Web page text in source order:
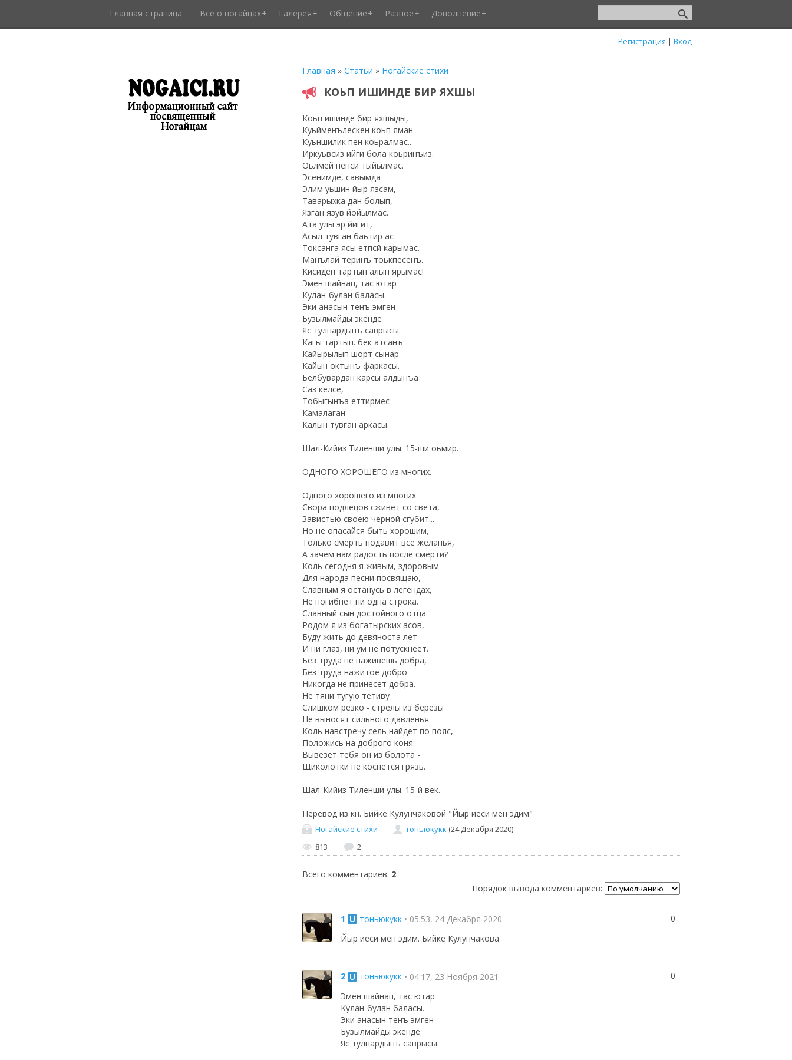
Главная страница Все о ногайцах Галерея Общение Разное Дополнение
Регистрация | Вход
Главная » Статьи » Ногайские стихи
КОЬП ИШИНДЕ БИР ЯХШЫ
Коьп ишинде бир яхшыды,
Куьйменълескен коьп яман
Куьншилик пен коьралмас...
Иркуьвсиз ийги бола коьринъиз.
Оьлмей непси тыйылмас.
Эсенимде, савымда
Элим уьшин йыр язсам,
Таварыхка дан болып,
Язган язув йойылмас.
Ата улы эр йигит,
Асыл тувган баьтир ас
Токсанга ясы етпсй карымас.
Манълай теринъ тоькпесенъ.
Кисиден тартып алып ярымас!
Эмен шайнап, тас ютар
Кулан-булан баласы.
Эки анасын тенъ эмген
Бузылмайды экенде
Яс тулпардынъ саврысы.
Кагы тартып. бек атсанъ
Кайырылып шорт сынар
Кайын октынъ фаркасы.
Белбувардан карсы алдынъа
Саз келсе,
Тобыгынъа еттирмес
Камалаган
Калын тувган аркасы.
Шал-Кийиз Тиленши улы. 15-ши оьмир.
ОДНОГО ХОРОШЕГО из многих.
Одного хорошего из многих
Свора подлецов сживет со света,
Завистью своею черной сгубит...
Но не опасайся быть хорошим,
Только смерть подавит все желанья,
А зачем нам радость после смерти?
Коль сегодня я живым, здоровым
Для народа песни посвящаю,
Славным я останусь в легендах,
Не погибнет ни одна строка.
Славный сын достойного отца
Родом я из богатырских асов,
Буду жить до девяноста лет
И ни глаз, ни ум не потускнеет.
Без труда не наживешь добра,
Без труда нажитое добро
Никогда не принесет добра.
Не тяни тугую тетиву
Слишком резко - стрелы из березы
Не выносят сильного давленья.
Коль навстречу сель найдет по пояс,
Положись на доброго коня:
Вывезет тебя он из болота -
Щиколотки не коснется грязь.
Шал-Кийиз Тиленши улы. 15-й век.
Перевод из кн. Бийке Кулунчаковой "Йыр иеси мен эдим"
Ногайские стихи тоньюкукк (24 Декабря 2020)
813
2
Всего комментариев: 2
Порядок вывода комментариев:
0
1 тоньюкукк • 05:53, 24 Декабря 2020
Йыр иеси мен эдим. Бийке Кулунчакова
0
2 тоньюкукк • 04:17, 23 Ноября 2021
Эмен шайнап, тас ютар
Кулан-булан баласы.
Эки анасын тенъ эмген
Бузылмайды экенде
Яс тулпардынъ саврысы.